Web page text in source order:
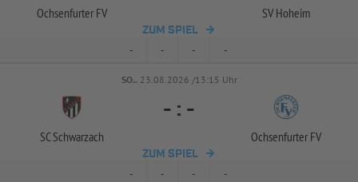
Ochsenfurter FV SV Hoheim
ZUM SPIEL
- - - -
SO.. 23.08.2026 /13:15 Uhr
SC Schwarzach
- : -
Ochsenfurter FV
ZUM SPIEL
- - - -